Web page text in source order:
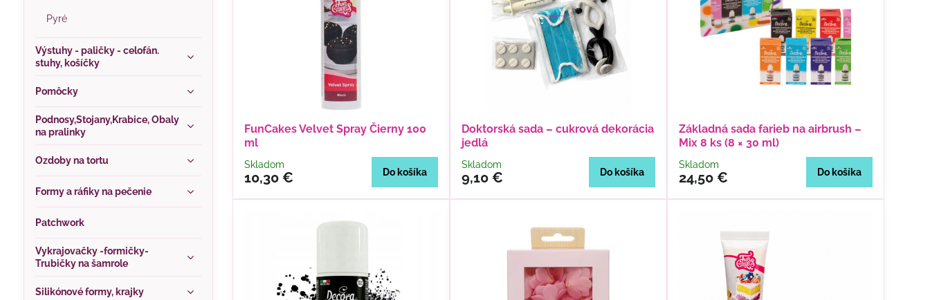
FunCakes Velvet Spray Čierny 100
ml
Skladom
10,30 € Do košíka
Doktorská sada – cukrová dekorácia
jedlá
Skladom
9,10 € Do košíka
Základná sada farieb na airbrush –
Mix 8 ks (8 × 30 ml)
Skladom
24,50 € Do košíka
Pyré
Výstuhy - paličky - celofán.
stuhy, košíčky
Pomôcky
Podnosy,Stojany,Krabice, Obaly
na pralinky
Ozdoby na tortu
Formy a ráfiky na pečenie
Patchwork
Vykrajovačky -formičky-
Trubičky na šamrole
Silikónové formy, krajky